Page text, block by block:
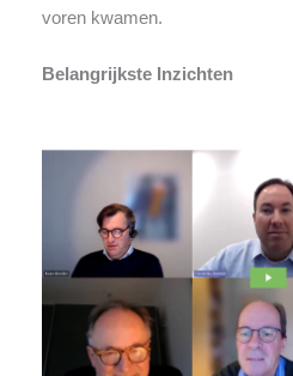
voren kwamen.
Belangrijkste Inzichten